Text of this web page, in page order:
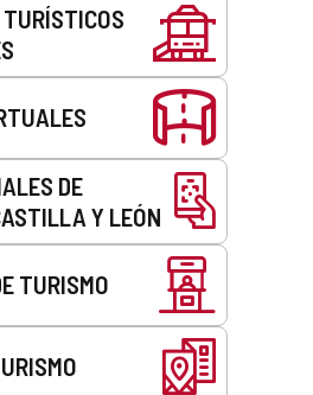
TURÍSTICOS
DE
Y LEÓN
TURISMO